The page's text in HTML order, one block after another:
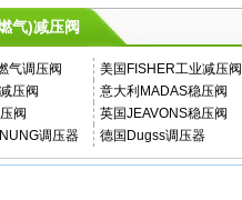
气)减压阀
气调压阀 美国FISHER工业减压阀
压阀
意大利MADAS稳压阀
阀
英国JEAVONS稳压阀
调压器
德国Dugss调压器